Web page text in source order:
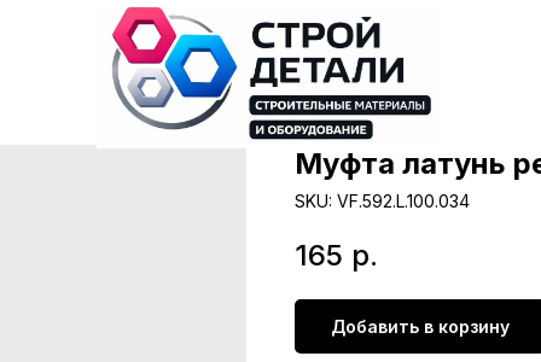
Муфта латунь
SKU: VF.592.L.100.034
165 р.
Добавить в корзину